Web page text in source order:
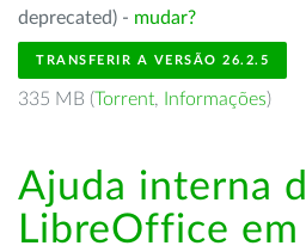
deprecated) - mudar?
TRANSFERIR A VERSÃO 26.2.5
335 MB (Torrent, Informações)
Ajuda interna
LibreOffice em